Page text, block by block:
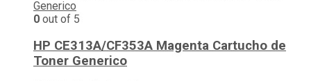
0 out of 5
HP CE313A/CF353A Magenta Cartucho de
Toner Generico